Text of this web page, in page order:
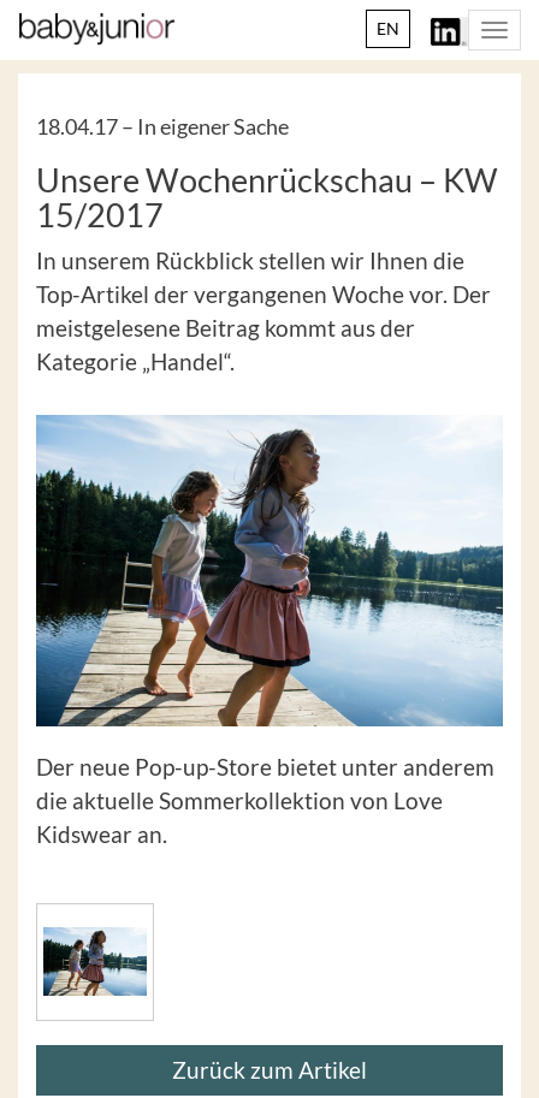
EN
18.04.17 – In eigener Sache
Unsere Wochenrückschau – KW
15/2017
In unserem Rückblick stellen wir Ihnen die
Top-Artikel der vergangenen Woche vor. Der
meistgelesene Beitrag kommt aus der
Kategorie „Handel“.
Der neue Pop-up-Store bietet unter anderem
die aktuelle Sommerkollektion von Love
Kidswear an.
Zurück zum Artikel